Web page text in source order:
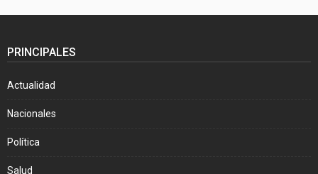
PRINCIPALES
Actualidad
Nacionales
Política
Salud